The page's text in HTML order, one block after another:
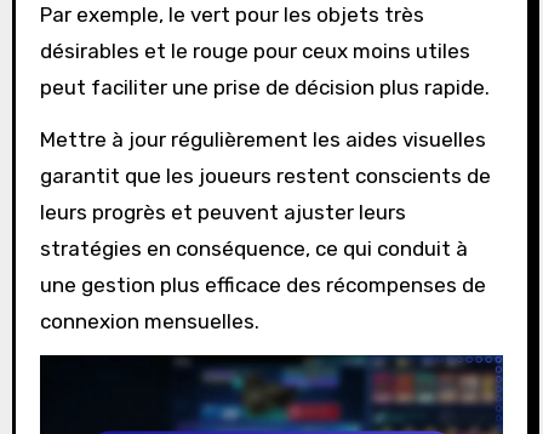
Par exemple, le vert pour les objets très
désirables et le rouge pour ceux moins utiles
peut faciliter une prise de décision plus rapide.
Mettre à jour régulièrement les aides visuelles
garantit que les joueurs restent conscients de
leurs progrès et peuvent ajuster leurs
stratégies en conséquence, ce qui conduit à
une gestion plus efficace des récompenses de
connexion mensuelles.